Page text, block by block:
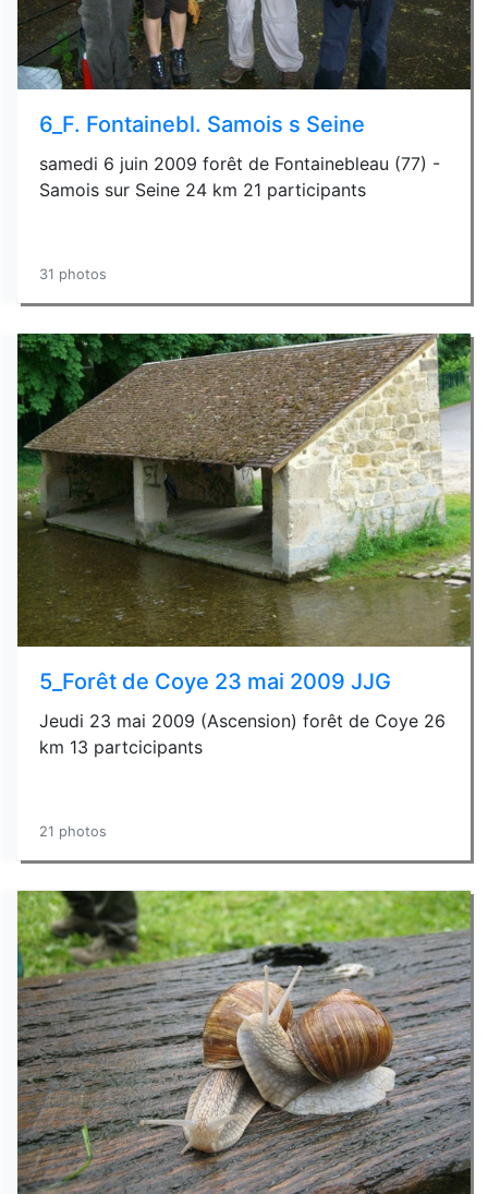
6_F. Fontainebl. Samois s Seine
samedi 6 juin 2009 forêt de Fontainebleau (77) -
Samois sur Seine 24 km 21 participants
31 photos
5_Forêt de Coye 23 mai 2009 JJG
Jeudi 23 mai 2009 (Ascension) forêt de Coye 26
km 13 partcicipants
21 photos